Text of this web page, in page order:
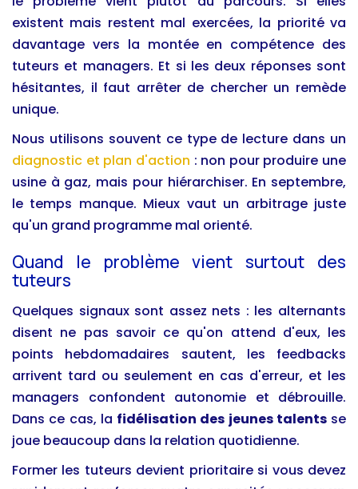
existent mais restent mal exercées, la priorité va
davantage vers la montée en compétence des
tuteurs et managers. Et si les deux réponses sont
hésitantes, il faut arrêter de chercher un remède
unique.
Nous utilisons souvent ce type de lecture dans un
diagnostic et plan d'action : non pour produire une
usine à gaz, mais pour hiérarchiser. En septembre,
le temps manque. Mieux vaut un arbitrage juste
qu'un grand programme mal orienté.
Quand le problème vient surtout des
tuteurs
Quelques signaux sont assez nets : les alternants
disent ne pas savoir ce qu'on attend d'eux, les
points hebdomadaires sautent, les feedbacks
arrivent tard ou seulement en cas d'erreur, et les
managers confondent autonomie et débrouille.
Dans ce cas, la fidélisation des jeunes talentsse
joue beaucoup dans la relation quotidienne.
Former les tuteurs devient prioritaire si vous devez